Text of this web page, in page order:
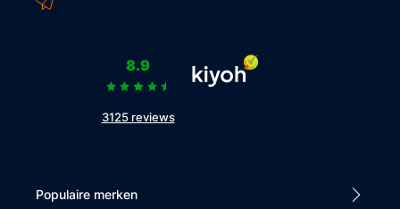
8.9
3125 reviews
Populaire merken